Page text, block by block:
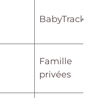
BabyTracker
Famille
privées